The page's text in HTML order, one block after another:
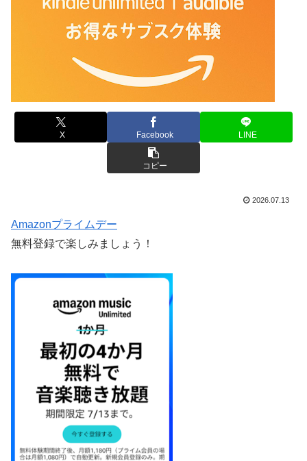
X Facebook LINE
コピー
2026.07.13
Amazonプライムデー
無料登録で楽しみましょう！